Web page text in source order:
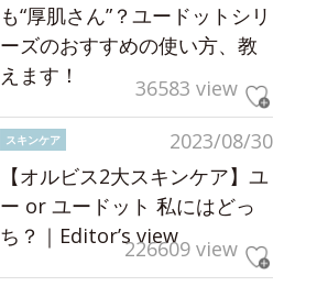
も“厚肌さん”？ユードットシリ
ーズのおすすめの使い方、教
えます！
36583 view
2023/08/30
スキンケア
【オルビス2大スキンケア】ユ
ー or ユードット 私にはどっ
ち？｜Editor’s view226609 view